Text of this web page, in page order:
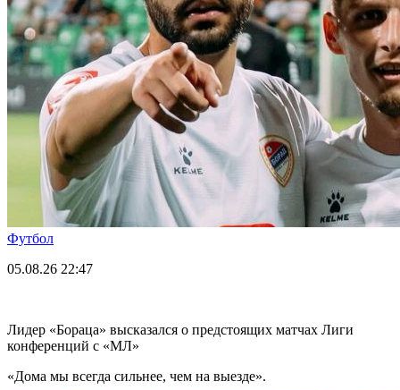
Футбол
05.08.26 22:47
Лидер «Бораца» высказался о предстоящих матчах Лиги
конференций с «МЛ»
«Дома мы всегда сильнее, чем на выезде».